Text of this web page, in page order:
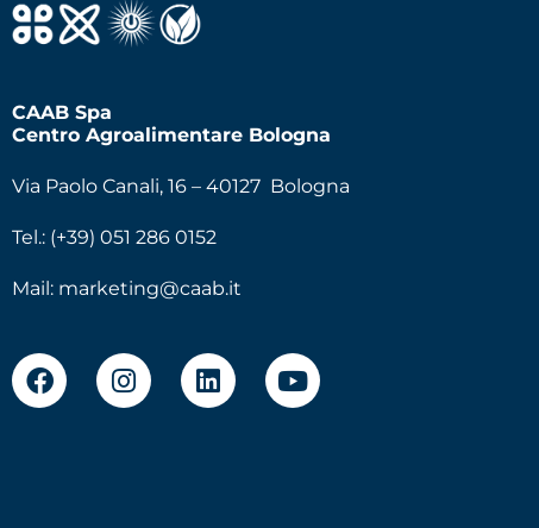
CAAB Spa
Centro Agroalimentare Bologna
Via Paolo Canali, 16 – 40127 Bologna
Tel.: (+39) 051 286 0152
Mail: marketing@caab.it